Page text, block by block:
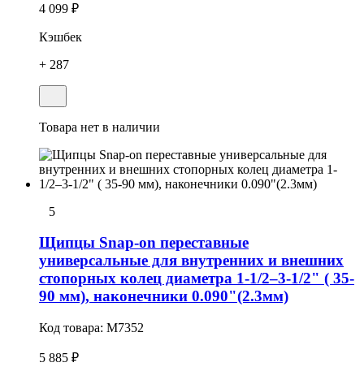
4 099 ₽
Кэшбек
+ 287
Товара нет в наличии
5
Щипцы Snap-on переставные
универсальные для внутренних и внешних
стопорных колец диаметра 1-1/2–3-1/2" ( 35-
90 мм), наконечники 0.090"(2.3мм)
Код товара: M7352
5 885 ₽